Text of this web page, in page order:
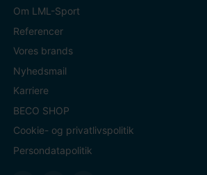
Om LML-Sport
Referencer
Vores brands
Nyhedsmail
Karriere
BECO SHOP
Cookie- og privatlivspolitik
Persondatapolitik